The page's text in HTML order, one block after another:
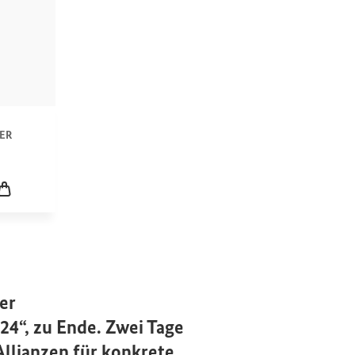
Warenkorb
zu Ende. Zwei Tage